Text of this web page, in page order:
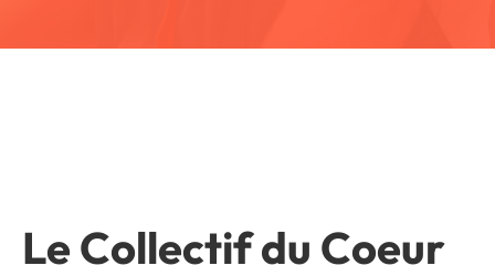
Le Collectif du Coeur